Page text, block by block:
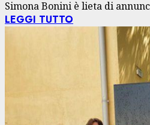
Simona Bonini è lieta di
LEGGI TUTTO